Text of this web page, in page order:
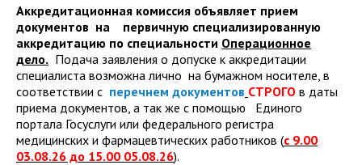
Аккредитационная комиссия объявляет прием
документов на первичную специализированную
аккредитацию по специальности Операционное
дело. Подача заявления о допуске к аккредитации
специалиста возможна лично на бумажном носителе, в
соответствии с перечнем документов СТРОГО в даты
приема документов, а так же с помощью Единого
портала Госуслуги или федерального регистра
медицинских и фармацевтических работников (с 9.00
03.08.26 до 15.00 05.08.26).